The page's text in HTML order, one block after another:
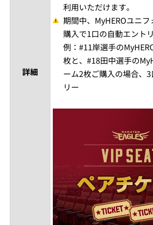
詳細
利用いただけます。
期間中、MyHEROユニ
購入で1口の自動エント
例：#11岸選手の
枚と、#18田中選手の
ーム2枚ご購入の場合、
リー